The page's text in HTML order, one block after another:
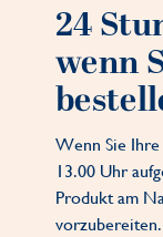
24
wenn
Wenn Sie
13.00 Uhr
Produkt am
vorzubereiten.